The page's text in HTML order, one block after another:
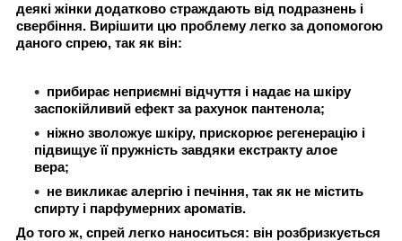
деякі жінки додатково страждають від подразнень і
свербіння. Вирішити цю проблему легко за допомогою
даного спрею, так як він:
прибирає неприємні відчуття і надає на шкіру
заспокійливий ефект за рахунок пантенола;
ніжно зволожує шкіру, прискорює регенерацію і
підвищує її пружність завдяки екстракту алое
вера;
не викликає алергію і печіння, так як не містить
спирту і парфумерних ароматів.
До того ж, спрей легко наноситься: він розбризкується